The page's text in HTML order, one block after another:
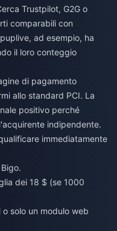
Trustpilot, G2G o
comparabili con
ad esempio, ha
il loro conteggio
di pagamento
allo standard PCI. La
positivo perché
indipendente.
immediatamente
dei 18 $ (se 1000
solo un modulo web